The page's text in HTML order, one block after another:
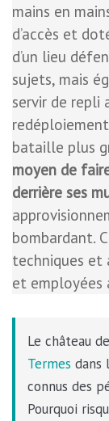
mains en
d’accès et
d’un lieu
sujets, mais
servir de repli
bataille plus
moyen de
derrière ses
bombardant.
techniques et
et employées
Le château de
Termes dans
connus des
Pourquoi